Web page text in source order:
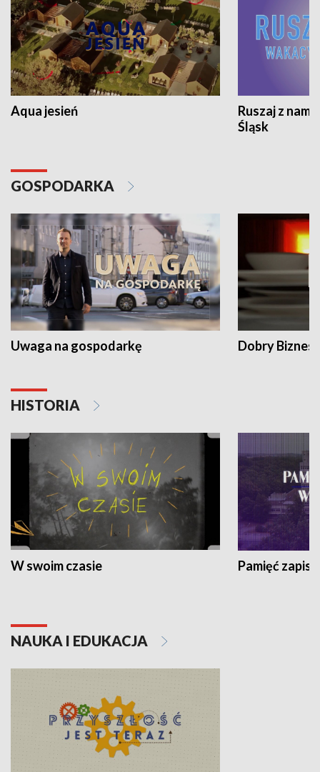
Aqua jesień
Ruszaj z
Śląsk
GOSPODARKA
Uwaga na gospodarkę Dobry Biznes
HISTORIA
W swoim czasie Pamięć
NAUKA I EDUKACJA